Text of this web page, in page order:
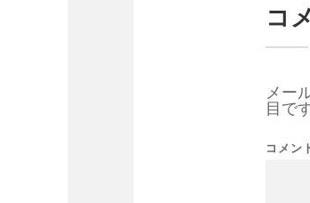
コ
メー
目で
コメン